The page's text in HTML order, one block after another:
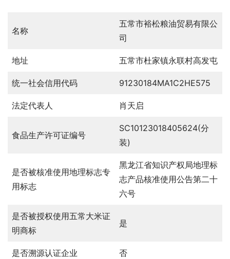
名称
五常市裕松粮油贸易有限公
司
地址 五常市杜家镇永联村高发屯
统一社会信用代码 91230184MA1C2HE575
法定代表人 肖天启
食品生产许可证编号
SC10123018405624(分
装)
是否被核准使用地理标志专
用标志
黑龙江省知识产权局地理标
志产品核准使用公告第二十
六号
是否被授权使用五常大米证
明商标
是
是否溯源认证企业 否